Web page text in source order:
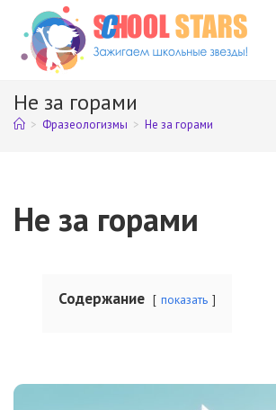
Перейти
содержимому
Не за горами
> Фразеологизмы > Не за горами
Не за горами
Содержание показать